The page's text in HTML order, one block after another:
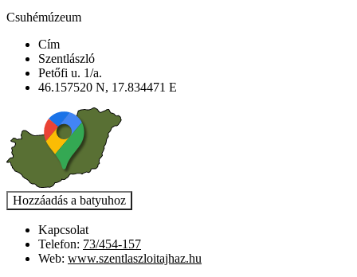
Csuhémúzeum
Cím
Szentlászló
Petőfi u. 1/a.
46.157520 N, 17.834471 E
Kapcsolat
Telefon: 73/454-157
Web: www.szentlaszloitajhaz.hu